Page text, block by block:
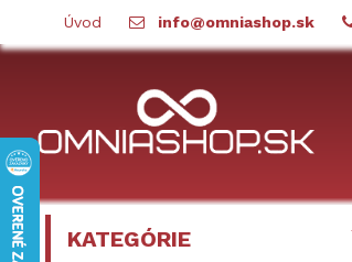
Úvod info@omniashop.sk
KATEGÓRIE